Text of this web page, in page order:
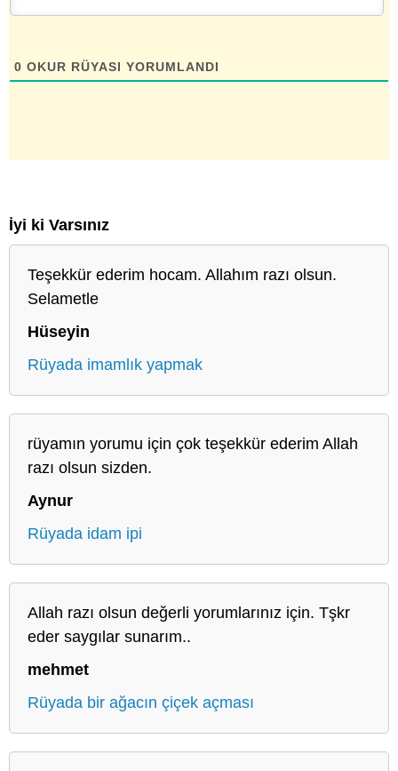
0 OKUR RÜYASI YORUMLANDI
İyi ki Varsınız
Teşekkür ederim hocam. Allahım razı olsun.
Selametle
Hüseyin
Rüyada imamlık yapmak
rüyamın yorumu için çok teşekkür ederim Allah
razı olsun sizden.
Aynur
Rüyada idam ipi
Allah razı olsun değerli yorumlarınız için. Tşkr
eder saygılar sunarım..
mehmet
Rüyada bir ağacın çiçek açması